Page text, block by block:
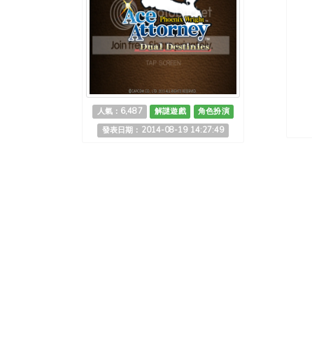
人氣：6,487 解謎遊戲
角色扮演
發表日期：2014-08-19 14:27:49